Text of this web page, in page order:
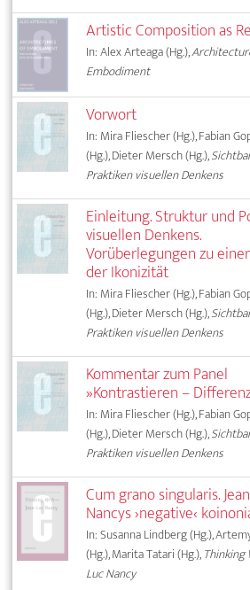
Artistic Composition as
In: Alex Arteaga (Hg.),
Embodiment
Vorwort
In: Mira Fliescher (Hg.), Fabian
(Hg.), Dieter Mersch (Hg.),
Praktiken visuellen Denkens
Einleitung. Struktur und
visuellen Denkens.
Vorüberlegungen zu
der Ikonizität
In: Mira Fliescher (Hg.), Fabian
(Hg.), Dieter Mersch (Hg.),
Praktiken visuellen Denkens
Kommentar zum Panel
»Kontrastieren –
In: Mira Fliescher (Hg.), Fabian
(Hg.), Dieter Mersch (Hg.),
Praktiken visuellen Denkens
Cum grano singularis.
Nancys ›negative‹
In: Susanna Lindberg (Hg.),
(Hg.), Marita Tatari (Hg.),
Luc Nancy